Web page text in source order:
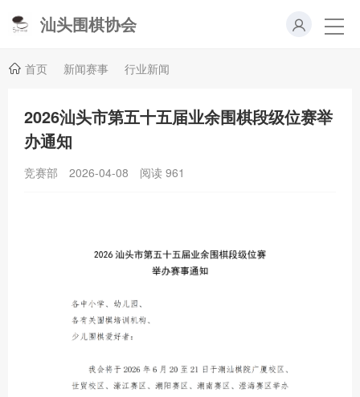
汕头围棋协会
首页 新闻赛事 行业新闻
2026汕头市第五十五届业余围棋段级位赛举
办通知
竞赛部 2026-04-08 阅读 961